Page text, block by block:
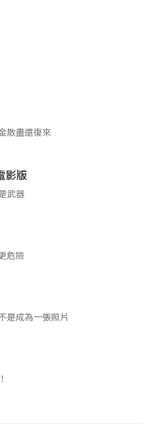
散盡還復來
影版
武器
危險
是成為一張照片